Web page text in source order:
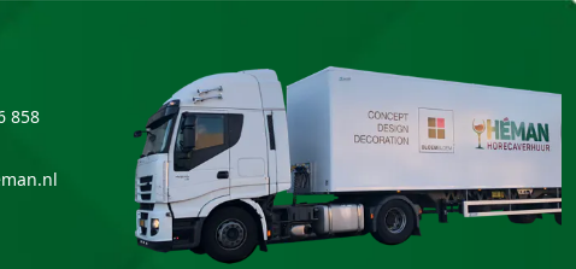
858